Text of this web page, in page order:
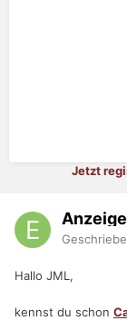
Jetzt
Hallo JML,
kennst du schon